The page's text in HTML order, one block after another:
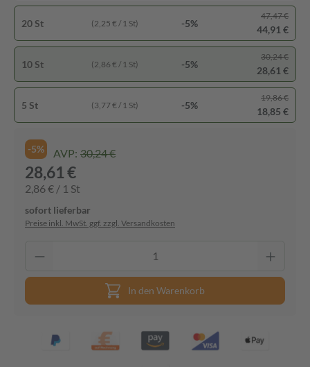
20 St (2,25 € / 1 St) -5%
47,47 €
44,91 €
10 St (2,86 € / 1 St) -5%
30,24 €
28,61 €
5 St (3,77 € / 1 St) -5%
19,86 €
18,85 €
-5% AVP: 30,24 €
28,61 €
2,86 € / 1 St
sofort lieferbar
Preise inkl. MwSt. ggf. zzgl. Versandkosten
In den Warenkorb